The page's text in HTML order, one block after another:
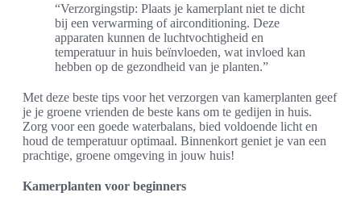
“Verzorgingstip: Plaats je kamerplant niet te dicht
bij een verwarming of airconditioning. Deze
apparaten kunnen de luchtvochtigheid en
temperatuur in huis beïnvloeden, wat invloed kan
hebben op de gezondheid van je planten.”
Met deze beste tips voor het verzorgen van kamerplanten geef
je je groene vrienden de beste kans om te gedijen in huis.
Zorg voor een goede waterbalans, bied voldoende licht en
houd de temperatuur optimaal. Binnenkort geniet je van een
prachtige, groene omgeving in jouw huis!
Kamerplanten voor beginners